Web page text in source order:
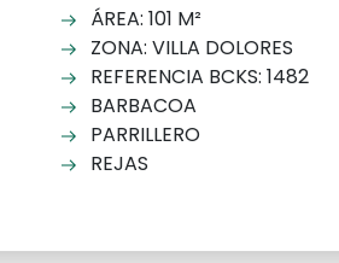
ÁREA: 101 M²
ZONA: VILLA DOLORES
REFERENCIA BCKS: 1482
BARBACOA
PARRILLERO
REJAS